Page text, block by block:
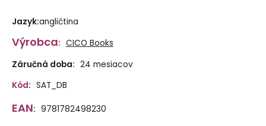
Jazyk:angličtina
Výrobca: CICO Books
Záručná doba: 24 mesiacov
Kód: SAT_DB
EAN: 9781782498230